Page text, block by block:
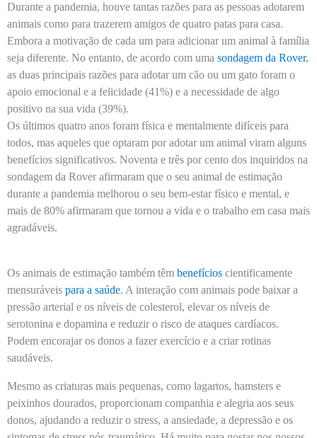
Durante a pandemia, houve tantas razões para as pessoas adotarem
animais como para trazerem amigos de quatro patas para casa.
Embora a motivação de cada um para adicionar um animal à família
seja diferente. No entanto, de acordo com uma sondagem da Rover,
as duas principais razões para adotar um cão ou um gato foram o
apoio emocional e a felicidade (41%) e a necessidade de algo
positivo na sua vida (39%).
Os últimos quatro anos foram física e mentalmente difíceis para
todos, mas aqueles que optaram por adotar um animal viram alguns
benefícios significativos. Noventa e três por cento dos inquiridos na
sondagem da Rover afirmaram que o seu animal de estimação
durante a pandemia melhorou o seu bem-estar físico e mental, e
mais de 80% afirmaram que tornou a vida e o trabalho em casa mais
agradáveis.
Os animais de estimação também têm benefícios cientificamente
mensuráveis para a saúde. A interação com animais pode baixar a
pressão arterial e os níveis de colesterol, elevar os níveis de
serotonina e dopamina e reduzir o risco de ataques cardíacos.
Podem encorajar os donos a fazer exercício e a criar rotinas
saudáveis.
Mesmo as criaturas mais pequenas, como lagartos, hamsters e
peixinhos dourados, proporcionam companhia e alegria aos seus
donos, ajudando a reduzir o stress, a ansiedade, a depressão e os